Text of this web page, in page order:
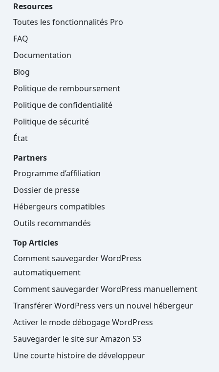
Resources
Toutes les fonctionnalités Pro
FAQ
Documentation
Blog
Politique de remboursement
Politique de confidentialité
Politique de sécurité
État
Partners
Programme d’affiliation
Dossier de presse
Hébergeurs compatibles
Outils recommandés
Top Articles
Comment sauvegarder WordPress
automatiquement
Comment sauvegarder WordPress manuellement
Transférer WordPress vers un nouvel hébergeur
Activer le mode débogage WordPress
Sauvegarder le site sur Amazon S3
Une courte histoire de développeur